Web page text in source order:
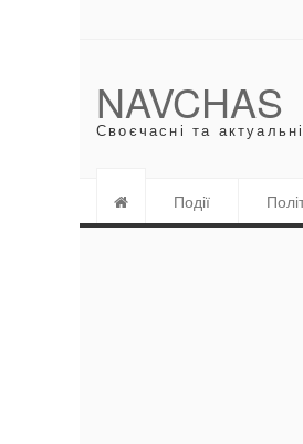
NAVCHAS
Своєчасні та
Події